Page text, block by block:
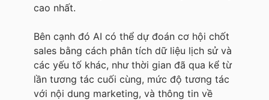
cao nhất.
Bên cạnh đó AI có thể dự đoán cơ hội chốt
sales bằng cách phân tích dữ liệu lịch sử và
các yếu tố khác, như thời gian đã qua kể từ
lần tương tác cuối cùng, mức độ tương tác
với nội dung marketing, và thông tin về